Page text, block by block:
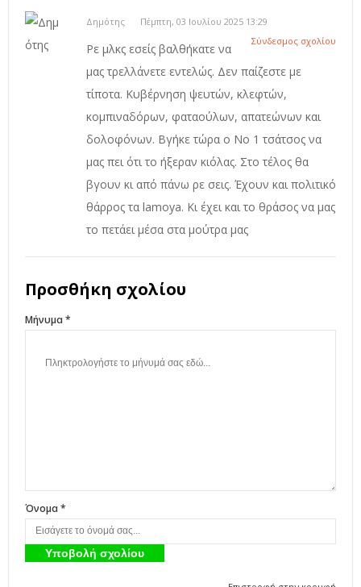
Δημότης
Πέμπτη, 03 Ιουλίου 2025 13:29
Σύνδεσμος σχολίου
Ρε μλκς εσείς βαλθήκατε να
μας τρελλάνετε εντελώς. Δεν παίζεστε με
τίποτα. Κυβέρνηση ψευτών, κλεφτών,
κομπιναδόρων, φαταούλων, απατεώνων και
δολοφόνων. Βγήκε τώρα ο Νο 1 τσάτσος να
μας πει ότι το ήξεραν κιόλας. Στο τέλος θα
βγουν κι από πάνω ρε σεις. Έχουν και πολιτικό
θάρρος τα lamoya. Κι έχει και το θράσος να μας
το πετάει μέσα στα μούτρα μας
Προσθήκη σχολίου
Μήνυμα *
Όνομα *